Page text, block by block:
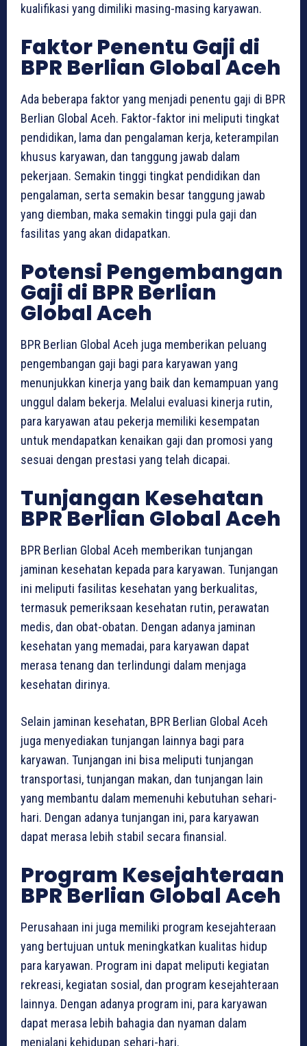
kualifikasi yang dimiliki masing-masing karyawan.
Faktor Penentu Gaji di
BPR Berlian Global Aceh
Ada beberapa faktor yang menjadi penentu gaji di BPR
Berlian Global Aceh. Faktor-faktor ini meliputi tingkat
pendidikan, lama dan pengalaman kerja, keterampilan
khusus karyawan, dan tanggung jawab dalam
pekerjaan. Semakin tinggi tingkat pendidikan dan
pengalaman, serta semakin besar tanggung jawab
yang diemban, maka semakin tinggi pula gaji dan
fasilitas yang akan didapatkan.
Potensi Pengembangan
Gaji di BPR Berlian
Global Aceh
BPR Berlian Global Aceh juga memberikan peluang
pengembangan gaji bagi para karyawan yang
menunjukkan kinerja yang baik dan kemampuan yang
unggul dalam bekerja. Melalui evaluasi kinerja rutin,
para karyawan atau pekerja memiliki kesempatan
untuk mendapatkan kenaikan gaji dan promosi yang
sesuai dengan prestasi yang telah dicapai.
Tunjangan Kesehatan
BPR Berlian Global Aceh
BPR Berlian Global Aceh memberikan tunjangan
jaminan kesehatan kepada para karyawan. Tunjangan
ini meliputi fasilitas kesehatan yang berkualitas,
termasuk pemeriksaan kesehatan rutin, perawatan
medis, dan obat-obatan. Dengan adanya jaminan
kesehatan yang memadai, para karyawan dapat
merasa tenang dan terlindungi dalam menjaga
kesehatan dirinya.
Selain jaminan kesehatan, BPR Berlian Global Aceh
juga menyediakan tunjangan lainnya bagi para
karyawan. Tunjangan ini bisa meliputi tunjangan
transportasi, tunjangan makan, dan tunjangan lain
yang membantu dalam memenuhi kebutuhan sehari-
hari. Dengan adanya tunjangan ini, para karyawan
dapat merasa lebih stabil secara finansial.
Program Kesejahteraan
BPR Berlian Global Aceh
Perusahaan ini juga memiliki program kesejahteraan
yang bertujuan untuk meningkatkan kualitas hidup
para karyawan. Program ini dapat meliputi kegiatan
rekreasi, kegiatan sosial, dan program kesejahteraan
lainnya. Dengan adanya program ini, para karyawan
dapat merasa lebih bahagia dan nyaman dalam
menjalani kehidupan sehari-hari.